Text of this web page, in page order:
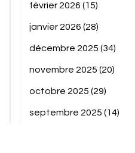
février 2026 (15)
janvier 2026 (28)
décembre 2025 (34)
novembre 2025 (20)
octobre 2025 (29)
septembre 2025 (14)